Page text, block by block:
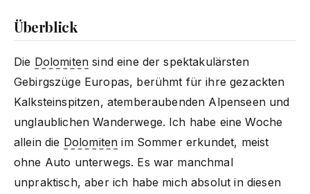
Überblick
Die Dolomiten sind eine der spektakulärsten
Gebirgszüge Europas, berühmt für ihre gezackten
Kalksteinspitzen, atemberaubenden Alpenseen und
unglaublichen Wanderwege. Ich habe eine Woche
allein die Dolomiten im Sommer erkundet, meist
ohne Auto unterwegs. Es war manchmal
unpraktisch, aber ich habe mich absolut in diesen